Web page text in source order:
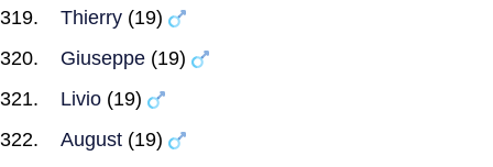
Thierry (19)
Giuseppe (19)
Livio (19)
August (19)